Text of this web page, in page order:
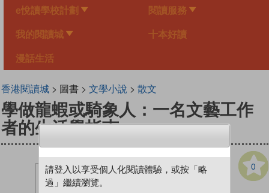
e悅讀學校計劃 閱讀服務
我的閱讀城 十本好讀
漫話生活
香港閱讀城> 圖書 > 文學小說 > 散文
學做龍蝦或騎象人：一名文藝工作
者的生活學指南
0
請登入以享受個人化閱讀體驗，或按「略
過」繼續瀏覽。